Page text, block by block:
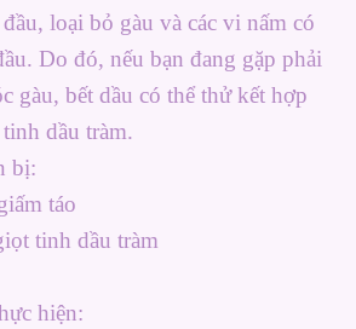
đầu, loại bỏ gàu và các vi nấm có
Do đó, nếu bạn đang gặp phải
gàu, bết dầu có thể thử kết hợp
dầu tràm.
táo
tinh dầu tràm
hiện: